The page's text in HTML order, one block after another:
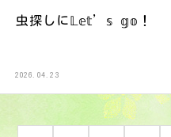
虫探しに𝕃𝕖𝕥’𝕤 𝕘𝕠！
2026.04.23